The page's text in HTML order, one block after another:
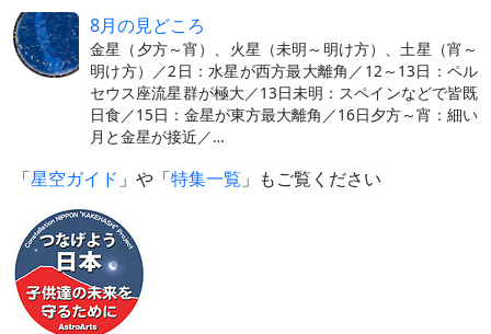
8月の見どころ
金星（夕方～宵）、火星（未明～明け方）、土星（宵～
明け方）／2日：水星が西方最大離角／12～13日：ペル
セウス座流星群が極大／13日未明：スペインなどで皆既
日食／15日：金星が東方最大離角／16日夕方～宵：細い
月と金星が接近／…
「星空ガイド 」や「特集一覧 」もご覧ください